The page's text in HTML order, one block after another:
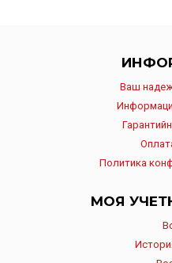
Ваш
Политика
МОЯ